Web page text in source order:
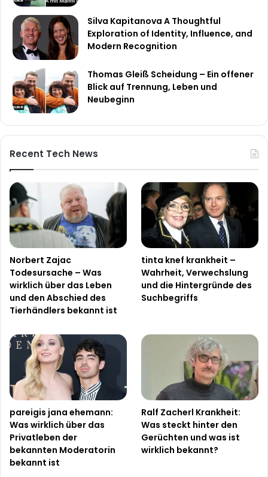
Silva Kapitanova A Thoughtful
Exploration of Identity, Influence, and
Modern Recognition
Thomas Gleiß Scheidung – Ein offener
Blick auf Trennung, Leben und
Neubeginn
Recent Tech News
Norbert Zajac
Todesursache – Was
wirklich über das Leben
und den Abschied des
Tierhändlers bekannt ist
tinta knef krankheit –
Wahrheit, Verwechslung
und die Hintergründe des
Suchbegriffs
pareigis jana ehemann:
Was wirklich über das
Privatleben der
bekannten Moderatorin
bekannt ist
Ralf Zacherl Krankheit:
Was steckt hinter den
Gerüchten und was ist
wirklich bekannt?